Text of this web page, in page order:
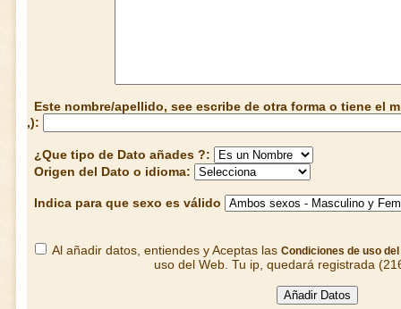
Este nombre/apellido, see escribe de otra forma o tiene el
,):
¿Que tipo de Dato añades ?:
Origen del Dato o idioma:
Indica para que sexo es válido
Al añadir datos, entiendes y Aceptas las Condiciones de uso del
uso del Web. Tu ip, quedará registrada